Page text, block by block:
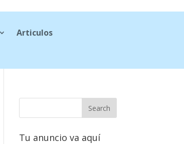
Articulos
Tu anuncio va aquí